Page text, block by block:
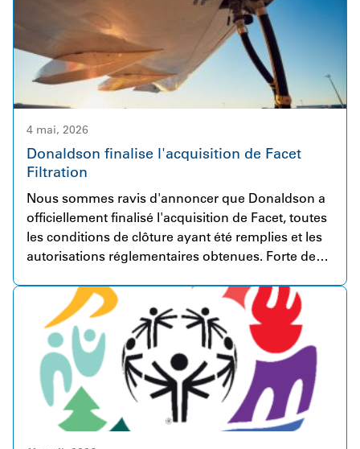
4 mai, 2026
Donaldson finalise l'acquisition de Facet
Filtration
Nous sommes ravis d'annoncer que Donaldson a
officiellement finalisé l'acquisition de Facet, toutes
les conditions de clôture ayant été remplies et les
autorisations réglementaires obtenues. Forte de
entreprise mondialement reconnue dans le
domaine des solutions de filtration de carburants
ionet de fluides destinées à des applications
hautement exigeantes. L'entreprise rassemble
plus de 230 collaborateurs engagés répartis dans
sept pays et sert principalement des clients dans
les secteurs de l'aérospatiale et de la défense, de la
production d'énergie et de l'hydraulique.